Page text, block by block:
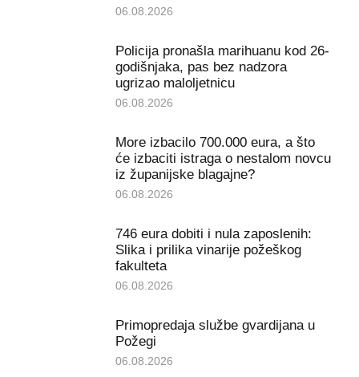
06.08.2026
Policija pronašla marihuanu kod 26-
godišnjaka, pas bez nadzora
ugrizao maloljetnicu
06.08.2026
More izbacilo 700.000 eura, a što
će izbaciti istraga o nestalom novcu
iz županijske blagajne?
06.08.2026
746 eura dobiti i nula zaposlenih:
Slika i prilika vinarije požeškog
fakulteta
06.08.2026
Primopredaja službe gvardijana u
Požegi
06.08.2026